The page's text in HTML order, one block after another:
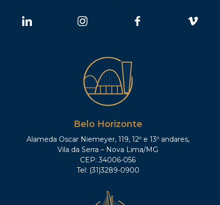
Belo Horizonte
Alameda Oscar Niemeyer, 119, 12º e 13º andares,
Vila da Serra – Nova Lima/MG
CEP: 34006-056
Tel: (31)3289-0900